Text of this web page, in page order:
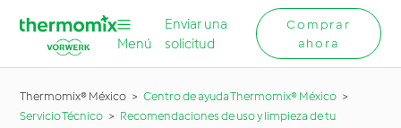
Menú
Enviar una
solicitud
Comprar
ahora
Thermomix® México
Centro de ayuda Thermomix® México
Servicio Técnico
Recomendaciones de uso y limpieza de tu